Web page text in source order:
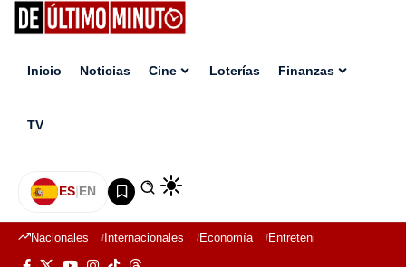
Inicio Noticias Cine Loterías Finanzas
TV
ES|EN
Nacionales Internacionales Economía Entretenimiento